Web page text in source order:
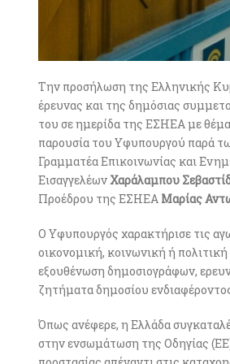
Την προσήλωση της Ελληνικής
έρευνας και της δημόσιας
του σε ημερίδα της ΕΣΗΕΑ με
παρουσία του Υφυπουργού παρά
Γραμματέα Επικοινωνίας και
Εισαγγελέων Χαράλαμπου
Προέδρου της ΕΣΗΕΑ Μαρίας
Ο Υφυπουργός χαρακτήρισε τις
οικονομική, κοινωνική ή
εξουθένωση δημοσιογράφων,
ζητήματα δημοσίου
Όπως ανέφερε, η Ελλάδα
στην ενσωμάτωση της Οδηγίας